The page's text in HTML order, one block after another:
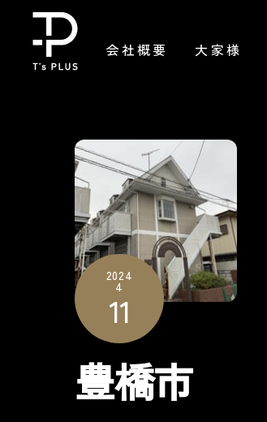
Skip
content
会社概要 大家様
2024
4
11
豊橋市